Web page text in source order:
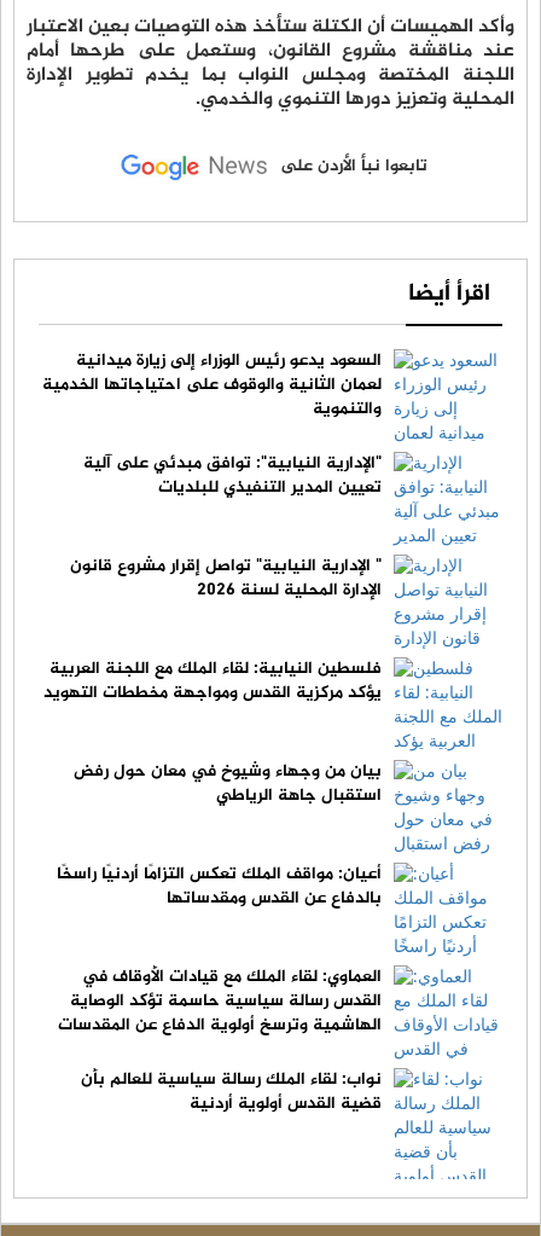
وأكد الهميسات أن الكتلة ستأخذ هذه التوصيات بعين الاعتبار
عند مناقشة مشروع القانون، وستعمل على طرحها أمام
اللجنة المختصة ومجلس النواب بما يخدم تطوير الإدارة
المحلية وتعزيز دورها التنموي والخدمي.
تابعوا نبأ الأردن على
اقرأ أيضا
السعود يدعو رئيس الوزراء إلى زيارة ميدانية
لعمان الثانية والوقوف على احتياجاتها الخدمية
والتنموية
"الإدارية النيابية": توافق مبدئي على آلية
تعيين المدير التنفيذي للبلديات
" الإدارية النيابية" تواصل إقرار مشروع قانون
الإدارة المحلية لسنة 2026
فلسطين النيابية: لقاء الملك مع اللجنة العربية
يؤكد مركزية القدس ومواجهة مخططات التهويد
بيان من وجهاء وشيوخ في معان حول رفض
استقبال جاهة الرياطي
أعيان: مواقف الملك تعكس التزامًا أردنيًا راسخًا
بالدفاع عن القدس ومقدساتها
العماوي: لقاء الملك مع قيادات الأوقاف في
القدس رسالة سياسية حاسمة تؤكد الوصاية
الهاشمية وترسخ أولوية الدفاع عن المقدسات
نواب: لقاء الملك رسالة سياسية للعالم بأن
قضية القدس أولوية أردنية